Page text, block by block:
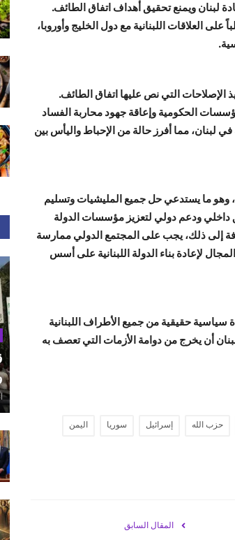
لبنان ويمنع تحقيق أهداف اتفاق الطائف.
العلاقات اللبنانية مع دول الخليج وأوروبا،
الإصلاحات التي نص عليها اتفاق الطائف.
الحكومية وإعاقة جهود محاربة الفساد
لبنان، مما أفرز حالة من الإحباط واليأس بين
وهو ما يستدعي حل جميع المليشيات وتسليم
داخلي ودعم دولي لتعزيز مؤسسات الدولة
إلى ذلك، يجب على المجتمع الدولي ممارسة
لإعادة بناء الدولة اللبنانية على أسس
سياسية حقيقية من جميع الأطراف اللبنانية
أن يخرج من دوامة الأزمات التي تعصف به
حزب الله إسرائيل سوريا
اليمن
المقال السابق